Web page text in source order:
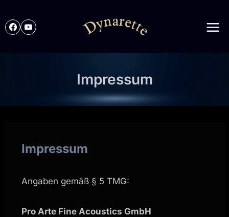
Impressum
Impressum
Angaben gemäß § 5 TMG:
Pro Arte Fine Acoustics GmbH